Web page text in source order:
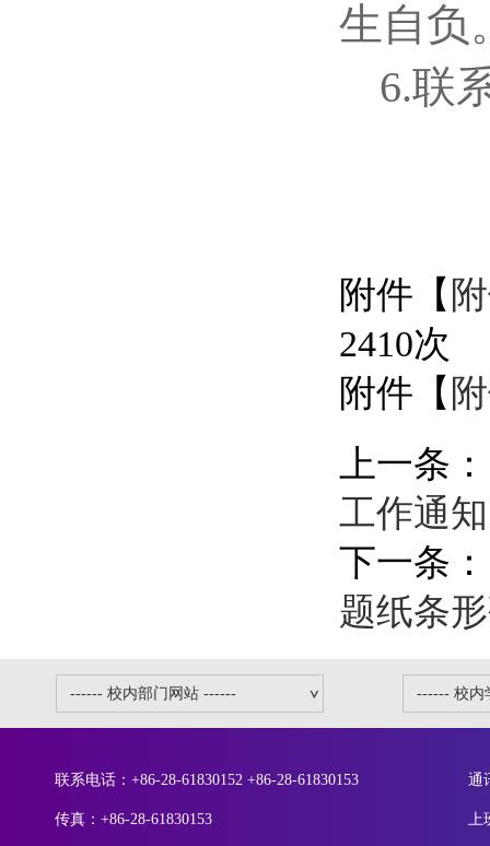
生自负
6.联
附件【
2410次
附件【
上一条：
工作通知
下一条：
题纸条
联系电话：+86-28-61830152 +86-28-61830153
传真：+86-28-61830153
通
上